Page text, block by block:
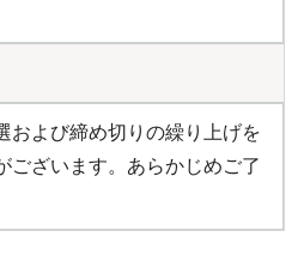
および締め切りの繰り上げを
ございます。あらかじめご了